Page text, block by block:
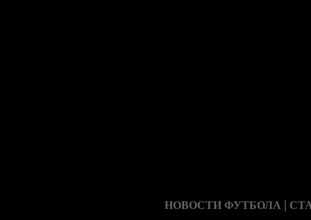
НОВОСТИ ФУТБОЛА |